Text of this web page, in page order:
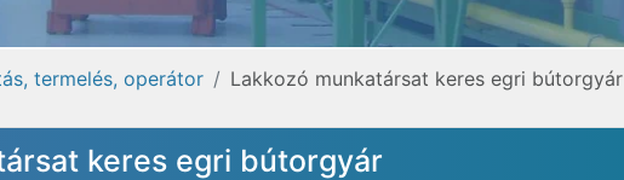
termelés, operátor Lakkozó munkatársat keres egri bútorgyár
keres egri bútorgyár